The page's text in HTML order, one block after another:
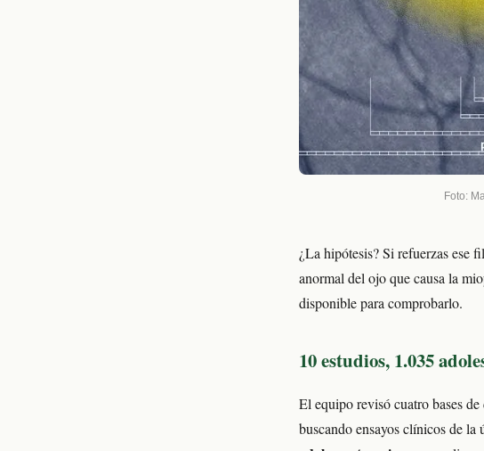
Foto:
¿La hipótesis? Si refuerzas ese
anormal del ojo que causa la
disponible para comprobarlo.
10 estudios, 1.035
El equipo revisó cuatro bases
buscando ensayos clínicos de la